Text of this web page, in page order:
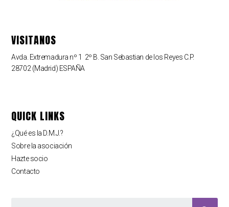
VISITANOS
Avda. Extremadura nº 1 2º B. San Sebastian de los Reyes C.P.
28702 (Madrid) ESPAÑA
QUICK LINKS
¿Qué es la D.M.J.?
Sobre la asociación
Hazte socio
Contacto